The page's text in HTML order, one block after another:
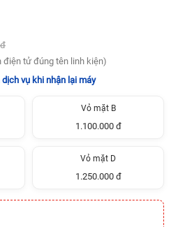
điện tử đúng tên linh kiện)
dịch vụ khi nhận lại máy
Vỏ mặt B
1.100.000 đ
Vỏ mặt D
1.250.000 đ